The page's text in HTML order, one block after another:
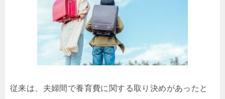
従来は、夫婦間で養育費に関する取り決めがあったと